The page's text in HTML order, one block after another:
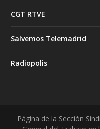
CGT RTVE
Salvemos Telemadrid
Radiopolis
Página de la Sección